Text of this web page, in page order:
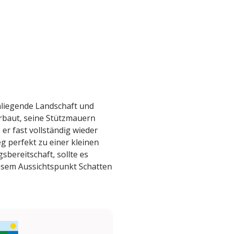
Landschaft und
seine Stützmauern
er fast vollständig wieder
perfekt zu einer kleinen
sollte es
Aussichtspunkt Schatten